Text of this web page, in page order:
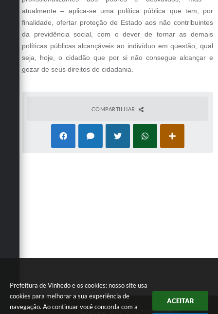
Prefeitura de Vinhedo e os cookies: nosso site usa
cookies para melhorar a sua experiência de
navegação. Ao continuar você concorda com a
ACEITAR
atualmente – aplica-se uma política pública que tem, por
finalidade, ofertar proteção de Estado aos não contribuintes
da previdência social, com o dever de tornar as demais
políticas públicas alcançáveis ao indivíduo em questão, qual
seja, hoje, o cidadão que por si não consegue alcançar e
gozar de seus direitos de cidadania.
COMPARTILHAR